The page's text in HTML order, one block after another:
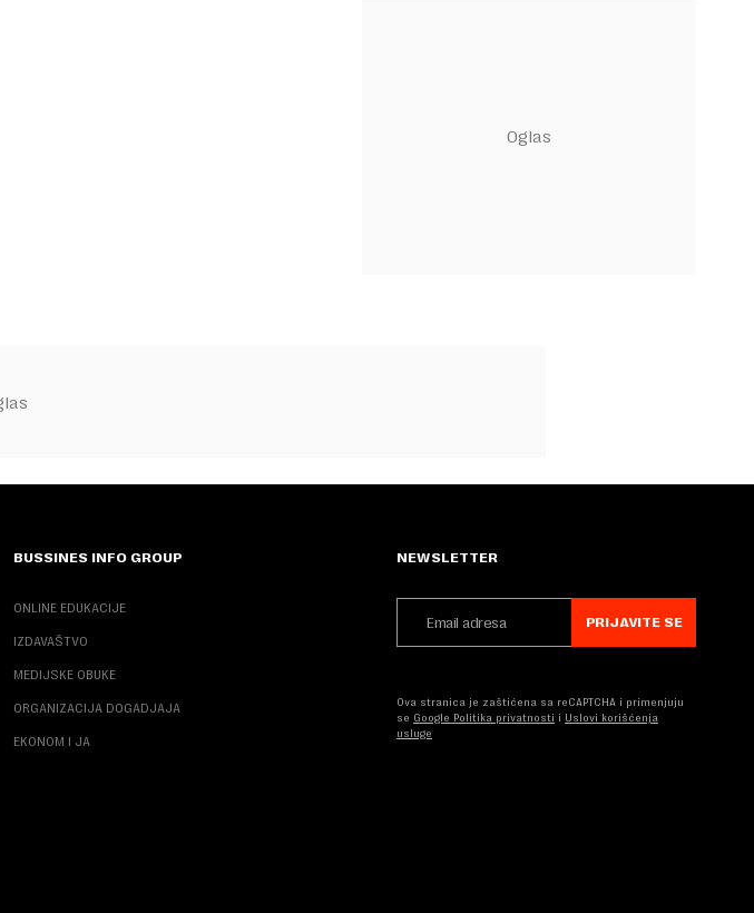
BUSSINES INFO GROUP
ONLINE EDUKACIJE
IZDAVAŠTVO
MEDIJSKE OBUKE
ORGANIZACIJA DOGADJAJA
EKONOM I JA
NEWSLETTER
PRIJAVITE SE
Ova stranica je zaštićena sa reCAPTCHA i primenjuju
se Google Politika privatnosti i Uslovi korišćenja
usluge